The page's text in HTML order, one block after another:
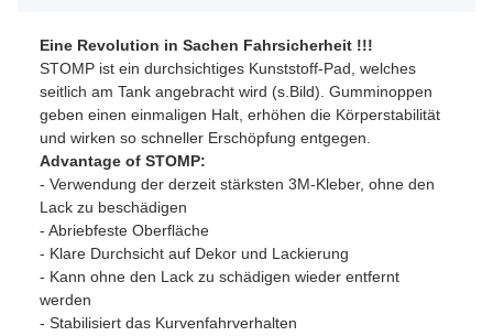
Eine Revolution in Sachen Fahrsicherheit !!!
STOMP ist ein durchsichtiges Kunststoff-Pad, welches
seitlich am Tank angebracht wird (s.Bild). Gumminoppen
geben einen einmaligen Halt, erhöhen die Körperstabilität
und wirken so schneller Erschöpfung entgegen.
Advantage of STOMP:
- Verwendung der derzeit stärksten 3M-Kleber, ohne den
Lack zu beschädigen
- Abriebfeste Oberfläche
- Klare Durchsicht auf Dekor und Lackierung
- Kann ohne den Lack zu schädigen wieder entfernt
werden
- Stabilisiert das Kurvenfahrverhalten